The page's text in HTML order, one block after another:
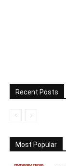
Recent Posts
Most Popular